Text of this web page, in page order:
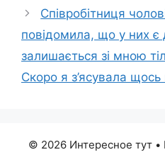
Співробітниця
повідомила, що у них є
залишається зі мною
Скоро я з’ясувала
© 2026 Интересное тут •